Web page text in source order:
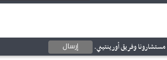
وفريق أورينتيني. إرسال